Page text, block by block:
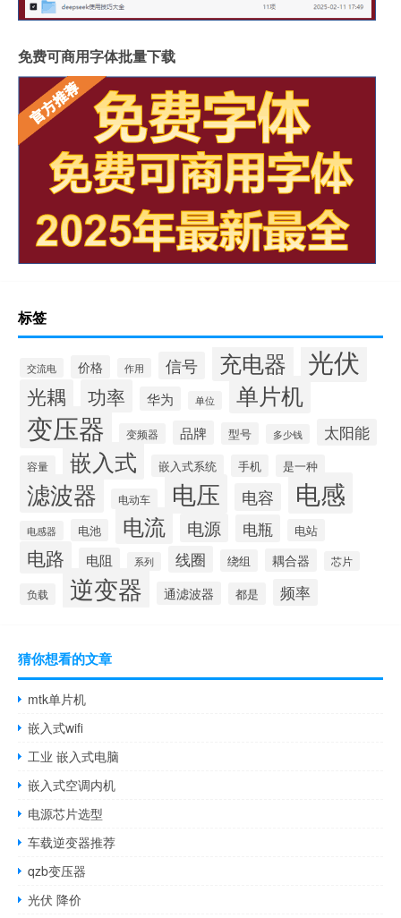
免费可商用字体批量下载
标签
交流电 价格 作用 信号 充电器 光伏
光耦 功率 华为 单位 单片机
变压器 变频器 品牌 型号 多少钱 太阳能
容量 嵌入式 嵌入式系统 手机 是一种
滤波器 电动车 电压 电容 电感
电感器 电池 电流 电源 电瓶 电站
电路 电阻 系列 线圈 绕组 耦合器 芯片
负载 逆变器 通滤波器 都是 频率
猜你想看的文章
mtk单片机
嵌入式wifi
工业 嵌入式电脑
嵌入式空调内机
电源芯片选型
车载逆变器推荐
qzb变压器
光伏 降价